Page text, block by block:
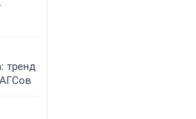
тренд